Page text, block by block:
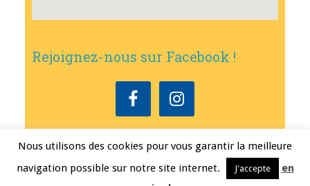
Rejoignez-nous sur Facebook !
Mairie de Bouxwiller • Conception
Mentions légales
Nous utilisons des cookies pour vous garantir la meilleure
navigation possible sur notre site internet.
J'accepte
en